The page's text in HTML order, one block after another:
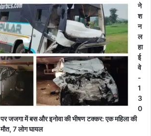
ने
श
न
ल
हा
ई
वे
-
1
3
0
पर जजगा में बस और इनोवा की भीषण टक्कर: एक महिला की
मौत, 7 लोग घायल